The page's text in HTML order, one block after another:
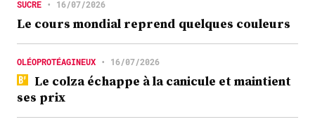
SUCRE • 16/07/2026
Le cours mondial reprend quelques couleurs
OLÉOPROTÉAGINEUX • 16/07/2026
Le colza échappe à la canicule et maintient
ses prix